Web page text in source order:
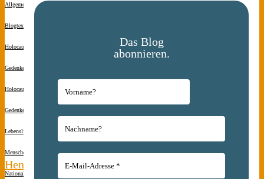
Allgemein
Blogtexte
Holocaust-
Gedenken
Holocaust-
Gedenken
Lebenslinien
Menschen(s)kinder
Nationalsozialismus
Henia
Das Blog
abonnieren.